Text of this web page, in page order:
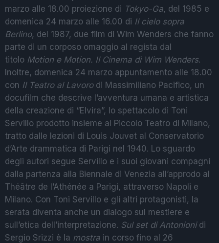
marzo alle 18.00 proiezione di Tokyo-Ga, del 1985 e
domenica 24 marzo alle 16.00 di Il cielo sopra
Berlino, del 1987, due film di Wim Wenders che fanno
parte di un corposo omaggio al regista dal
titolo Motion e Motion. Il Cinema di Wim Wenders.
Inoltre, domenica 24 marzo appuntamento alle 18.00
con Il Teatro al Lavorodi Massimiliano Pacifico, un
docufilm che descrive l’avventura umana e artistica
della creazione di “Elvira”, lo spettacolo di Toni
Servillo prodotto insieme al Piccolo Teatro di Milano,
tratto dalle lezioni di Louis Jouvet al Conservatorio
d’Arte drammatica di Parigi nel 1940. Lo sguardo
degli autori segue Servillo e i suoi giovani compagni
dalla partenza alla Biennale di Venezia all’approdo al
Théâtre de l’Athénée a Parigi, attraverso Napoli e
Milano. Con Toni Servillo e gli altri protagonisti, la
serata diventa anche un dialogo sul mestiere e
sull’etica dell’interpretazione. Sul set di Antonionidi
Sergio Srizzi è la mostra in corso fino al 26